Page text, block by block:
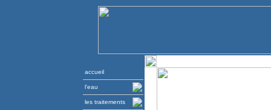
accueil
l'eau
les traitements